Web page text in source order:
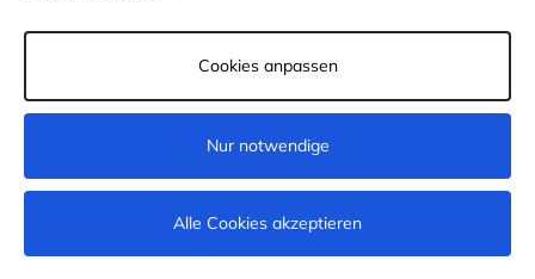
Nicht verfügbar
Treuekarten
Für Großhandelskunden
Rückgabe von Waren
Cookie-Einstellungen
© 2011-2026MNOGOKNIG. All Rights Reserved.
Cookies anpassen
Nur notwendige
Alle Cookies akzeptieren